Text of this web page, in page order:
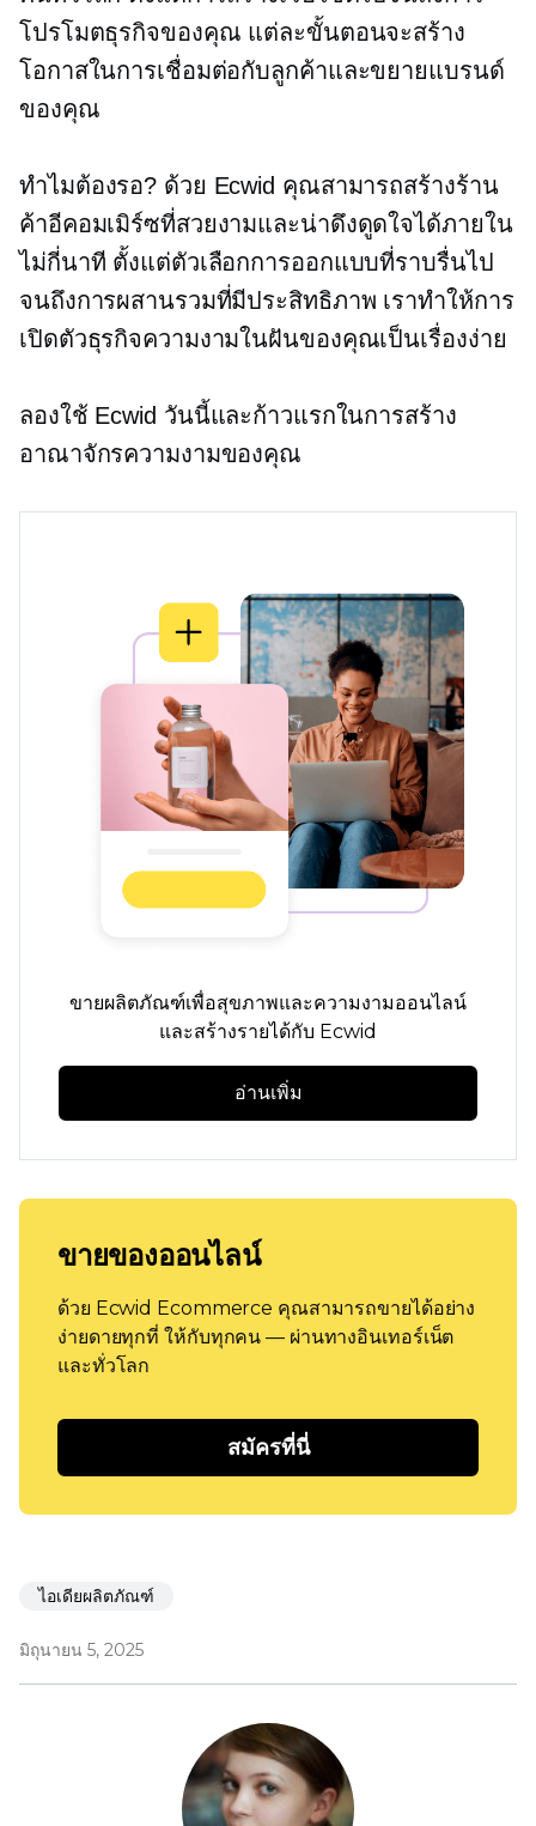
โปรโมตธุรกิจของคุณ แต่ละขั้นตอนจะสร้าง
โอกาสในการเชื่อมต่อกับลูกค้าและขยายแบรนด์
ของคุณ
ทำไมต้องรอ? ด้วย Ecwid คุณสามารถสร้างร้าน
ค้าอีคอมเมิร์ซที่สวยงามและน่าดึงดูดใจได้ภายใน
ไม่กี่นาที ตั้งแต่ตัวเลือกการออกแบบที่ราบรื่นไป
จนถึงการผสานรวมที่มีประสิทธิภาพ เราทำให้การ
เปิดตัวธุรกิจความงามในฝันของคุณเป็นเรื่องง่าย
ลองใช้ Ecwid วันนี้และก้าวแรกในการสร้าง
อาณาจักรความงามของคุณ
ขายผลิตภัณฑ์เพื่อสุขภาพและความงามออนไลน์
และสร้างรายได้กับ Ecwid
อ่านเพิ่ม
ขายของออนไลน์
ด้วย Ecwid Ecommerce คุณสามารถขายได้อย่าง
ง่ายดายทุกที่ ให้กับทุกคน — ผ่านทางอินเทอร์เน็ต
และทั่วโลก
สมัครที่นี่
ไอเดียผลิตภัณฑ์
มิถุนายน 5, 2025